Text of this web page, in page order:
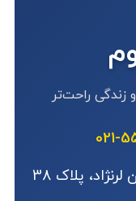
زندگی راحت‌تر
پلاک 38